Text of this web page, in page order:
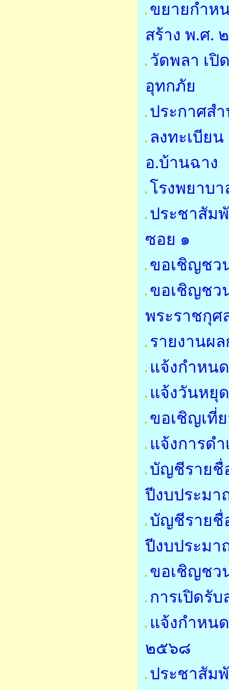
ขยายกำห
สร้าง พ.ศ.
วัดพลา เปิ
อุทกภัย
ประกาศส
ลงทะเบีย
อ.บ้านฉาง
โรงพยาบ
ประชาสัม
ซอย ๑
ขอเชิญชว
ขอเชิญชว
พระราชกุศ
รายงานผ
แจ้งกำหน
แจ้งวันหยุ
ขอเชิญเที่
แจ้งการด
บัญชีรายชื่
ปีงบประม
บัญชีรายชื่
ปีงบประม
ขอเชิญชว
การเปิดรั
แจ้งกำหน
๒๕๖๘
ประชาสัม